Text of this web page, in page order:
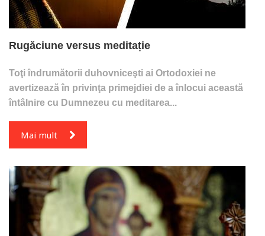
Rugăciune versus meditație
Toţi îndrumătorii duhovniceşti ai Ortodoxiei ne
avertizează în privinţa primejdiei de a înlocui această
întâlnire cu Dumnezeu cu meditarea...
Mai mult